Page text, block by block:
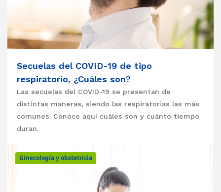
Secuelas del COVID-19 de tipo
respiratorio, ¿Cuáles son?
Las secuelas del COVID-19 se presentan de
distintas maneras, siendo las respiratorias las más
comunes. Conoce aquí cuáles son y cuánto tiempo
duran.
Ginecología y obstetricia